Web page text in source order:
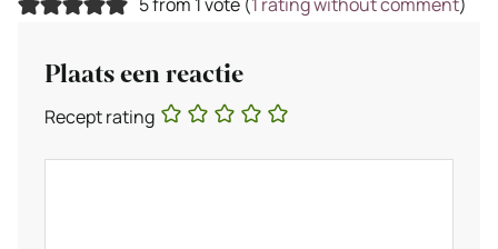
Plaats een reactie
Recept rating